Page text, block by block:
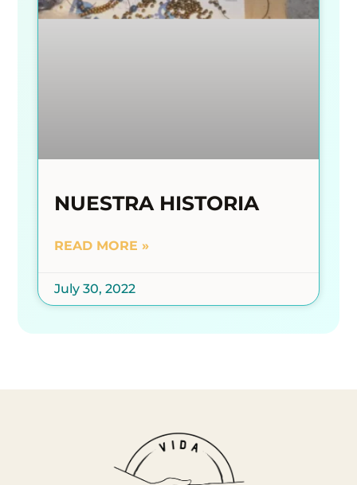
NUESTRA HISTORIA
READ MORE »
July 30, 2022